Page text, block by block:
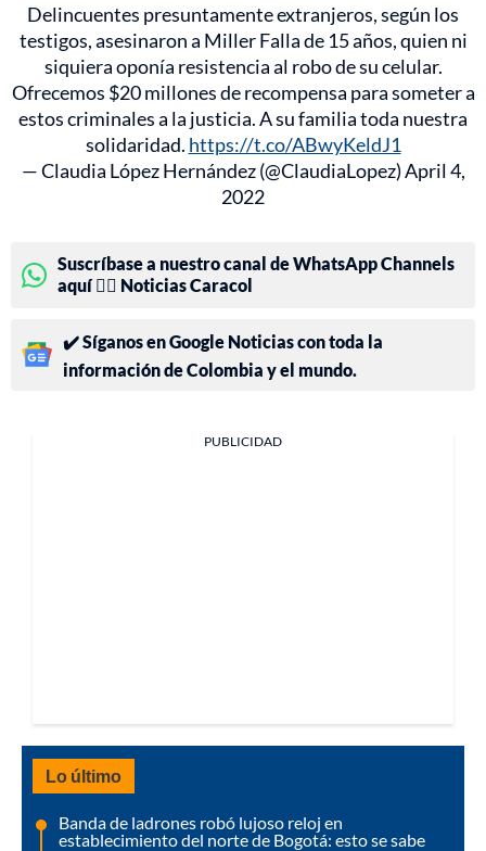
Delincuentes presuntamente extranjeros, según los
testigos, asesinaron a Miller Falla de 15 años, quien ni
siquiera oponía resistencia al robo de su celular.
Ofrecemos $20 millones de recompensa para someter a
estos criminales a la justicia. A su familia toda nuestra
solidaridad. https://t.co/ABwyKeldJ1
— Claudia López Hernández (@ClaudiaLopez)April 4,
2022
Suscríbase a nuestro canal de WhatsApp Channels
aquí 👉🏻 Noticias Caracol
✔️ Síganos en Google Noticias con toda la
información de Colombia y el mundo.
PUBLICIDAD
Lo último
Banda de ladrones robó lujoso reloj en
establecimiento del norte de Bogotá: esto se sabe